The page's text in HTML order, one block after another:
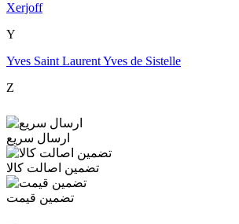
Xerjoff
Y
Yves Saint LaurentYves de Sistelle
Z
ارسال سریع
تضمین اصالت کالا
تضمین قیمت